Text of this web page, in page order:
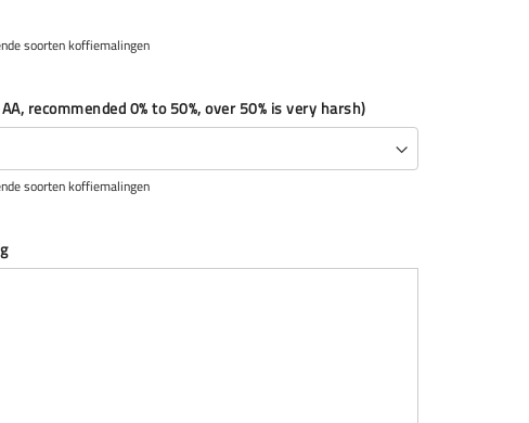
soorten koffiemalingen
recommended 0% to 50%, over 50% is very harsh)
soorten koffiemalingen